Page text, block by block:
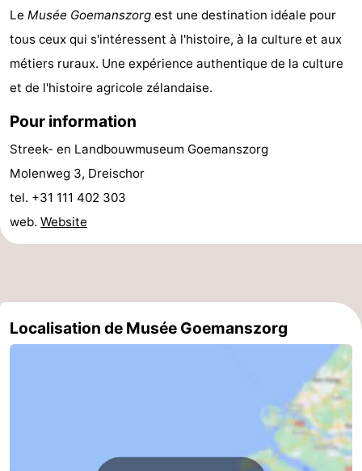
Sportive
Equitation
Immersion
phoques
et
Événements
Forum
-
Le Musée Goemanszorg est une destination idéale pour
tous ceux qui s'intéressent à l'histoire, à la culture et aux
métiers ruraux. Une expérience authentique de la culture
et de l'histoire agricole zélandaise.
Pour information
Streek- en Landbouwmuseum Goemanszorg
Molenweg 3, Dreischor
tel. +31 111 402 303
web. Website
Localisation de Musée Goemanszorg